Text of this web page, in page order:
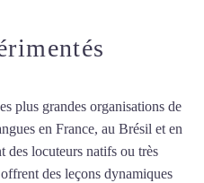
plus grandes organisations de
en France, au Brésil et en
des locuteurs natifs ou très
des leçons dynamiques